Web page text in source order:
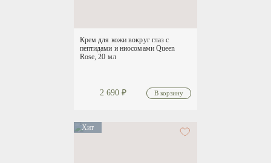
Крем для кожи вокруг глаз с
пептидами и ниосомами Queen
Rose, 20 мл
2 690 ₽
Хит